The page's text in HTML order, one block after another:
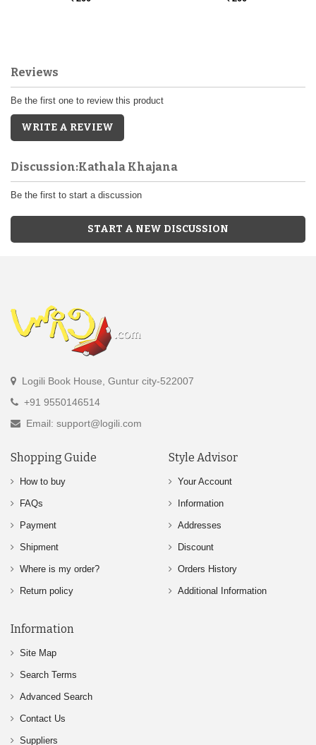
Reviews
Be the first one to review this product
WRITE A REVIEW
Discussion:Kathala Khajana
Be the first to start a discussion
START A NEW DISCUSSION
Logili Book House, Guntur city-522007
+91 9550146514
Email: support@logili.com
Shopping Guide
How to buy
FAQs
Payment
Shipment
Where is my order?
Return policy
Style Advisor
Your Account
Information
Addresses
Discount
Orders History
Additional Information
Information
Site Map
Search Terms
Advanced Search
Contact Us
Suppliers